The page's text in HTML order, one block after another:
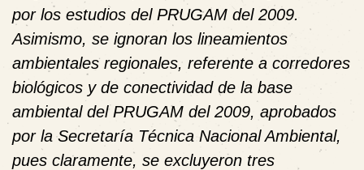
por los estudios del PRUGAM del 2009.
Asimismo, se ignoran los lineamientos
ambientales regionales, referente a corredores
biológicos y de conectividad de la base
ambiental del PRUGAM del 2009, aprobados
por la Secretaría Técnica Nacional Ambiental,
pues claramente, se excluyeron tres